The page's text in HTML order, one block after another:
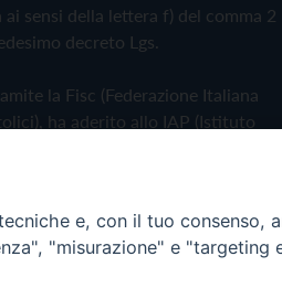
ai sensi della lettera f) del comma 2
decreto Lgs.
la Fisc (Federazione Italiana
ha aderito allo IAP (Istituto
Cookie Policye, con il tuo consenso,
"misurazione" e